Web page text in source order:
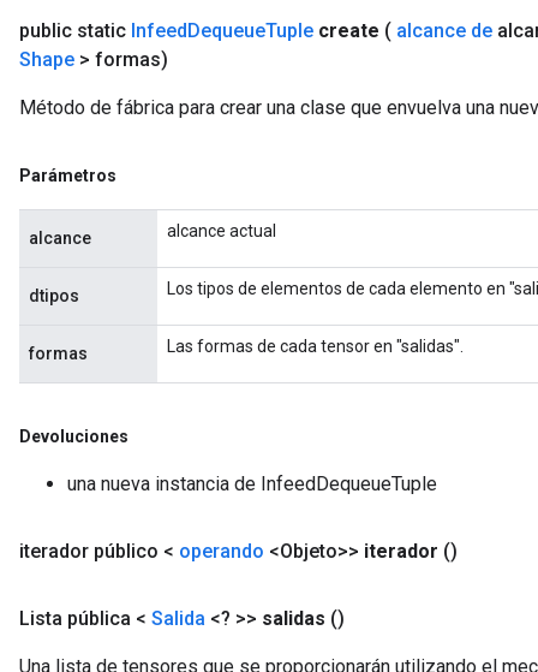
public static InfeedDequeueTuple create ( alcance de
Shape > formas)
Método de fábrica para crear una clase que envuelva una
Parámetros
alcance alcance actual
dtipos Los tipos de elementos de cada elemento en
formas Las formas de cada tensor en "salidas".
Devoluciones
una nueva instancia de InfeedDequeueTuple
iterador público < operando <Objeto>> iterador ()
Lista pública < Salida <? >> salidas ()
Una lista de tensores que se proporcionarán utilizando el